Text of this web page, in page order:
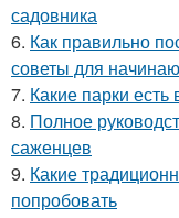
садовника
6. Как правильно
советы для
7. Какие парки есть
8. Полное
саженцев
9. Какие
попробовать